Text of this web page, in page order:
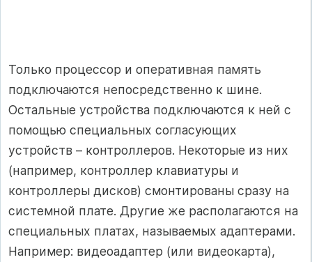
Только процессор и оперативная память
подключаются непосредственно к шине.
Остальные устройства подключаются к ней с
помощью специальных согласующих
устройств – контроллеров. Некоторые из них
(например, контроллер клавиатуры и
контроллеры дисков) смонтированы сразу на
системной плате. Другие же располагаются на
специальных платах, называемых адаптерами.
Например: видеоадаптер (или видеокарта),